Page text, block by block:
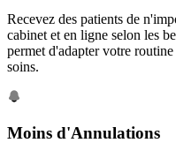
Recevez des patients de
cabinet et en ligne selon les
permet d'adapter votre
soins.
Moins d'Annulations